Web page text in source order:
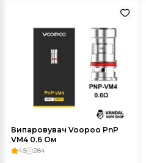
Випаровувач Voopoo PnP
VM4 0.6 Ом
4.5 284